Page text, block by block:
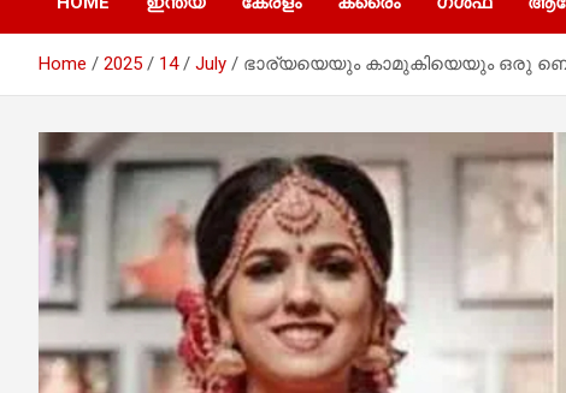
Home 2025 14 July ഭാര്യയെയും കാമുകിയെയും ഒരു